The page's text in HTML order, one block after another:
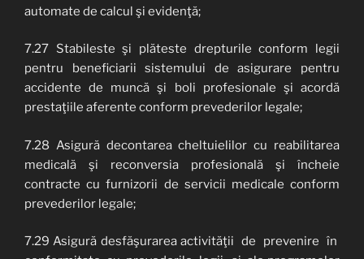
automate de calcul şi evidenţă;
7.27 Stabileste şi plăteste drepturile conform legii
pentru beneficiarii sistemului de asigurare pentru
accidente de muncă şi boli profesionale şi acordă
prestaţiile aferente conform prevederilor legale;
7.28 Asigură decontarea cheltuielilor cu reabilitarea
medicală şi reconversia profesională şi încheie
contracte cu furnizorii de servicii medicale conform
prevederilor legale;
7.29 Asigură desfăşurarea activităţii de prevenire în